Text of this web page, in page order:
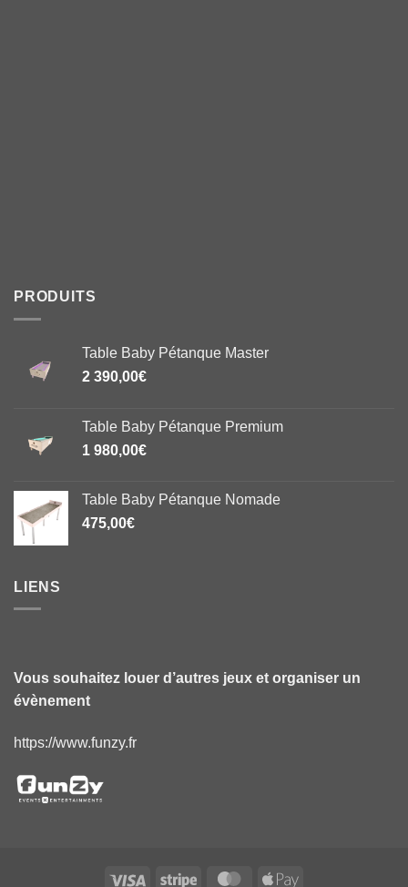
PRODUITS
Table Baby Pétanque Master
2 390,00€
Table Baby Pétanque Premium
1 980,00€
Table Baby Pétanque Nomade
475,00€
LIENS
Vous souhaitez louer d’autres jeux et organiser un
évènement
https://www.funzy.fr
Visa Stripe MasterCardApple